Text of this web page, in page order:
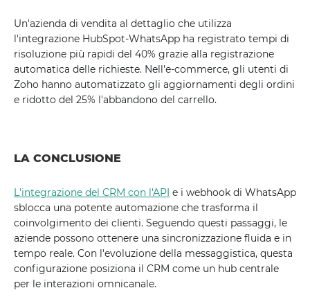
Un'azienda di vendita al dettaglio che utilizza
l'integrazione HubSpot-WhatsApp ha registrato tempi di
risoluzione più rapidi del 40% grazie alla registrazione
automatica delle richieste. Nell'e-commerce, gli utenti di
Zoho hanno automatizzato gli aggiornamenti degli ordini
e ridotto del 25% l'abbandono del carrello.
LA CONCLUSIONE
L'integrazione del CRM con l'API e i webhook di WhatsApp
sblocca una potente automazione che trasforma il
coinvolgimento dei clienti. Seguendo questi passaggi, le
aziende possono ottenere una sincronizzazione fluida e in
tempo reale. Con l'evoluzione della messaggistica, questa
configurazione posiziona il CRM come un hub centrale
per le interazioni omnicanale.